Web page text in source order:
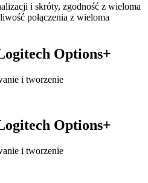
i skróty, zgodność z wieloma
połączenia z wieloma
Options+
i tworzenie
Options+
i tworzenie